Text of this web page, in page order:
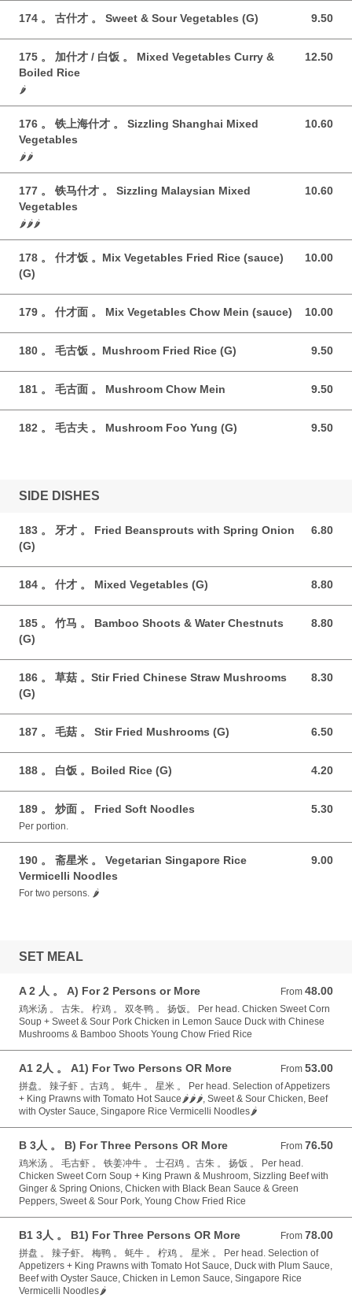
174 。 古什才 。 Sweet & Sour Vegetables (G) 9.50
9.50 GBP
175 。 加什才 / 白饭 。 Mixed Vegetables Curry &
Boiled Rice
12.50
12.50 GBP
🌶️
176 。 铁上海什才 。 Sizzling Shanghai Mixed
Vegetables
10.60
10.60 GBP
🌶️🌶️
177 。 铁马什才 。 Sizzling Malaysian Mixed
Vegetables
10.60
10.60 GBP
🌶️🌶️🌶️
178 。 什才饭 。Mix Vegetables Fried Rice (sauce)
(G)
10.00
10.00 GBP
179 。 什才面 。 Mix Vegetables Chow Mein (sauce) 10.00
10.00 GBP
180 。 毛古饭 。Mushroom Fried Rice (G) 9.50
9.50 GBP
181 。 毛古面 。 Mushroom Chow Mein 9.50
9.50 GBP
182 。 毛古夫 。 Mushroom Foo Yung (G) 9.50
9.50 GBP
SIDE DISHES
183 。 牙才 。 Fried Beansprouts with Spring Onion
(G)
6.80
6.80 GBP
184 。 什才 。 Mixed Vegetables (G) 8.80
8.80 GBP
185 。 竹马 。 Bamboo Shoots & Water Chestnuts
(G)
8.80
8.80 GBP
186 。 草菇 。Stir Fried Chinese Straw Mushrooms
(G)
8.30
8.30 GBP
187 。 毛菇 。 Stir Fried Mushrooms (G) 6.50
6.50 GBP
188 。 白饭 。Boiled Rice (G) 4.20
4.20 GBP
189 。 炒面 。 Fried Soft Noodles 5.30
5.30 GBP
Per portion.
190 。 斋星米 。 Vegetarian Singapore Rice
Vermicelli Noodles
9.00
9.00 GBP
For two persons. 🌶️
SET MEAL
A 2 人 。 A) For 2 Persons or More From 48.00
From 48.00 GBP
鸡米汤 。 古朱。 柠鸡 。 双冬鸭 。 扬饭。 Per head. Chicken Sweet Corn
Soup + Sweet & Sour Pork Chicken in Lemon Sauce Duck with Chinese
Mushrooms & Bamboo Shoots Young Chow Fried Rice
A1 2人 。 A1) For Two Persons OR More From 53.00
From 53.00 GBP
拼盘。 辣子虾 。古鸡 。 蚝牛 。 星米 。 Per head. Selection of Appetizers
+ King Prawns with Tomato Hot Sauce🌶️🌶️🌶️, Sweet & Sour Chicken, Beef
with Oyster Sauce, Singapore Rice Vermicelli Noodles🌶️
B 3人 。 B) For Three Persons OR More From 76.50
From 76.50 GBP
鸡米汤 。 毛古虾 。 铁姜冲牛 。 士召鸡 。古朱 。 扬饭 。 Per head.
Chicken Sweet Corn Soup + King Prawn & Mushroom, Sizzling Beef with
Ginger & Spring Onions, Chicken with Black Bean Sauce & Green
Peppers, Sweet & Sour Pork, Young Chow Fried Rice
B1 3人 。 B1) For Three Persons OR More From 78.00
From 78.00 GBP
拼盘 。 辣子虾。 梅鸭 。 蚝牛 。 柠鸡 。 星米 。 Per head. Selection of
Appetizers + King Prawns with Tomato Hot Sauce, Duck with Plum Sauce,
Beef with Oyster Sauce, Chicken in Lemon Sauce, Singapore Rice
Vermicelli Noodles🌶️